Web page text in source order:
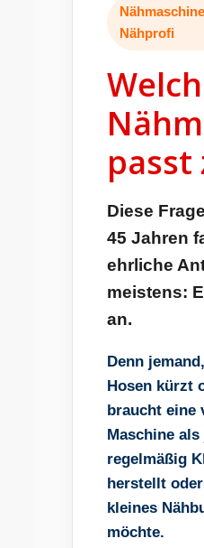
Nähprofi
passt
Diese
45 Jahren
ehrliche
meistens:
an.
Denn
Hosen kürzt
braucht eine
Maschine
regelmäßig
herstellt
kleines
möchte.